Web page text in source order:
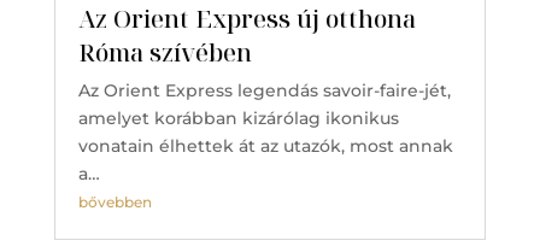
Az Orient Express új otthona
Róma szívében
Az Orient Express legendás savoir-faire-jét,
amelyet korábban kizárólag ikonikus
vonatain élhettek át az utazók, most annak
a…
bővebben